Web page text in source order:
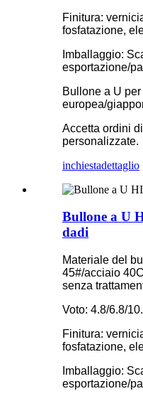
Finitura:
fosfatazione,
Imballaggio:
esportazione/
Bullone a U
europea/
Accetta ordini
personalizzate.
inchiestadettaglio
Bullone a U
dadi
Materiale del
45#/acciaio
senza
Voto: 4.8/6.8/
Finitura:
fosfatazione,
Imballaggio:
esportazione/